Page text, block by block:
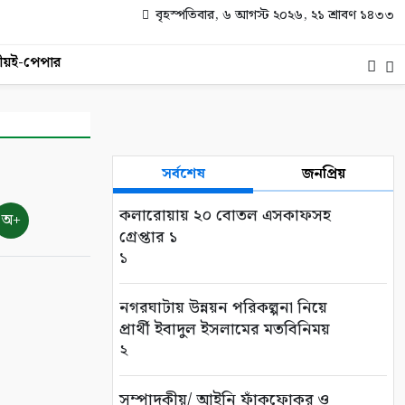
বৃহস্পতিবার, ৬ আগস্ট ২০২৬, ২১ শ্রাবণ ১৪৩৩
ই-পেপার
অ+
সর্বশেষ জনপ্রিয়
কলারোয়ায় ২০ বোতল এসকাফসহ
গ্রেপ্তার ১
১
নগরঘাটায় উন্নয়ন পরিকল্পনা নিয়ে
প্রার্থী ইবাদুল ইসলামের মতবিনিময়
২